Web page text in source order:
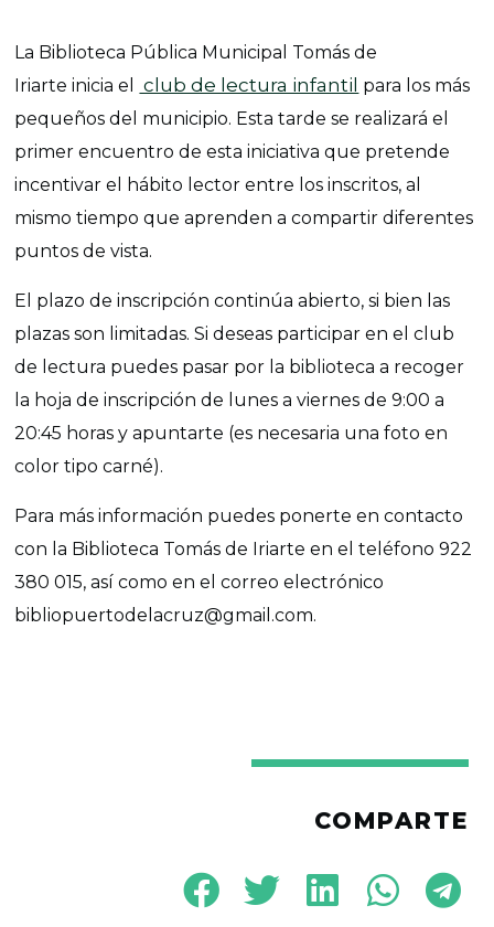
La Biblioteca Pública Municipal Tomás de
Iriarte inicia el
club de lectura infantil para los más
pequeños del municipio. Esta tarde se realizará el
primer encuentro de esta iniciativa que pretende
incentivar el hábito lector entre los inscritos, al
mismo tiempo que aprenden a compartir diferentes
puntos de vista.
El plazo de inscripción continúa abierto, si bien las
plazas son limitadas. Si deseas participar en el club
de lectura puedes pasar por la biblioteca a recoger
la hoja de inscripción de lunes a viernes de 9:00 a
20:45 horas y apuntarte (es necesaria una foto en
color tipo carné).
Para más información puedes ponerte en contacto
con la Biblioteca Tomás de Iriarte en el teléfono 922
380 015, así como en el correo electrónico
bibliopuertodelacruz@gmail.com.
COMPARTE